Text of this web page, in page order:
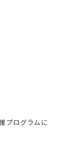
プログラムに